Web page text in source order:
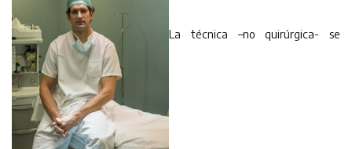
La técnica –no quirúrgica- se